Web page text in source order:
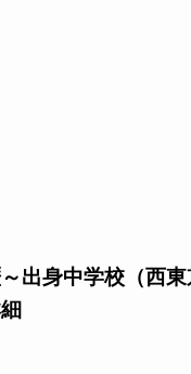
出身中学校（西